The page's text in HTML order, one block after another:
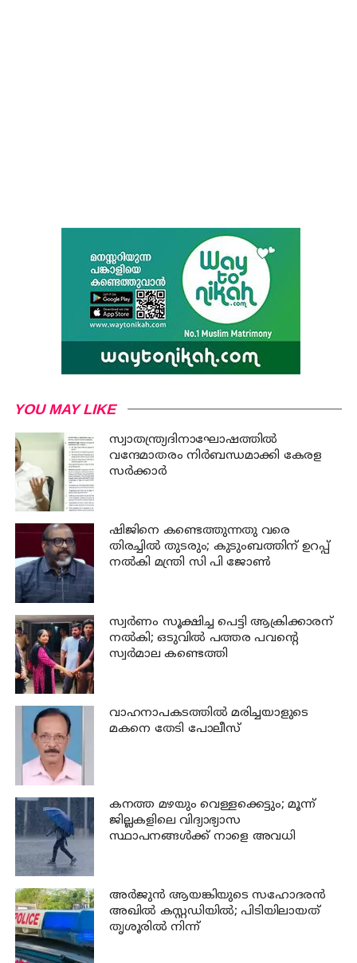
YOU MAY LIKE
സ്വാതന്ത്ര്യദിനാഘോഷത്തില്‍
വന്ദേമാതരം നിര്‍ബന്ധമാക്കി കേരള
സര്‍ക്കാര്‍
ഷിജിനെ കണ്ടെത്തുന്നതു വരെ
തിരച്ചില്‍ തുടരും; കുടുംബത്തിന് ഉറപ്പ്
നല്‍കി മന്ത്രി സി പി ജോണ്‍
സ്വര്‍ണം സൂക്ഷിച്ച പെട്ടി ആക്രിക്കാരന്
നല്‍കി; ഒടുവില്‍ പത്തര പവന്റെ
സ്വര്‍മാല കണ്ടെത്തി
വാഹനാപകടത്തില്‍ മരിച്ചയാളുടെ
മകനെ തേടി പോലീസ്
കനത്ത മഴയും വെള്ളക്കെട്ടും; മൂന്ന്‌
ജില്ലകളിലെ വിദ്യാഭ്യാസ
സ്ഥാപനങ്ങള്‍ക്ക് നാളെ അവധി
അര്‍ജുന്‍ ആയങ്കിയുടെ സഹോദരന്‍
അഖില്‍ കസ്റ്റഡിയില്‍; പിടിയിലായത്
തൃശൂരില്‍ നിന്ന്